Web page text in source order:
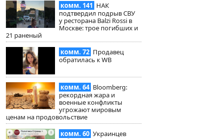
комм. 141 НАК
подтвердил подрыв СВУ
у ресторана Balzi Rossi в
Москве: трое погибших и
21 раненый
комм. 72 Продавец
обратилась к WB
комм. 64 Bloomberg:
рекордная жара и
военные конфликты
угрожают мировым
ценам на продовольствие
комм. 60 Украинцев